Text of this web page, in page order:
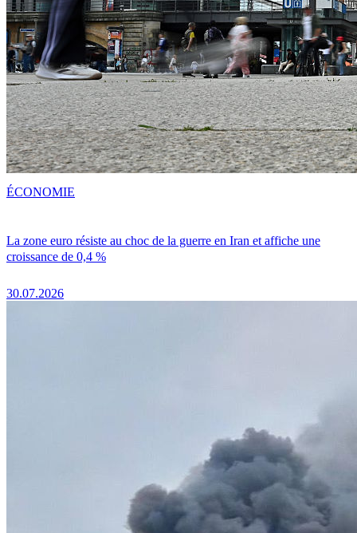
La zone euro résiste au choc de la guerre en Iran et affiche une
croissance de 0,4 %
30.07.2026
ÉCONOMIE